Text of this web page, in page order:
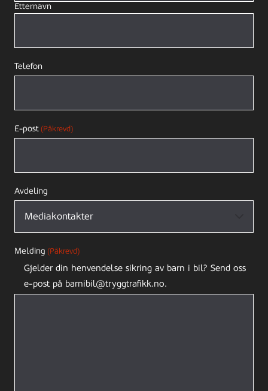
Etternavn
Telefon
E-post (Påkrevd)
Avdeling
Melding (Påkrevd)
Gjelder din henvendelse sikring av barn i bil? Send oss
e-post på barnibil@tryggtrafikk.no.